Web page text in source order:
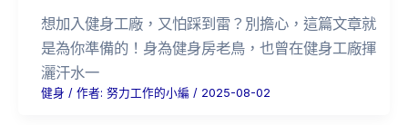
想加入健身工廠，又怕踩到雷？別擔心，這篇文章就
是為你準備的！身為健身房老鳥，也曾在健身工廠揮
灑汗水一
健身 / 作者: 努力工作的小編 / 2025-08-02